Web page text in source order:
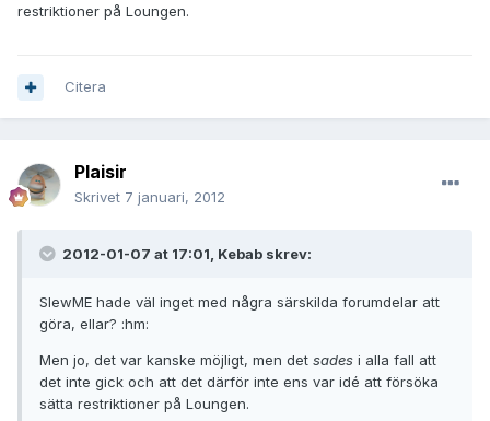
restriktioner på Loungen.
Citera
Plaisir
Skrivet 7 januari, 2012
2012-01-07 at 17:01, Kebab skrev:
SlewME hade väl inget med några särskilda forumdelar att
göra, ellar? :hm:
Men jo, det var kanske möjligt, men det sades i alla fall att
det inte gick och att det därför inte ens var idé att försöka
sätta restriktioner på Loungen.